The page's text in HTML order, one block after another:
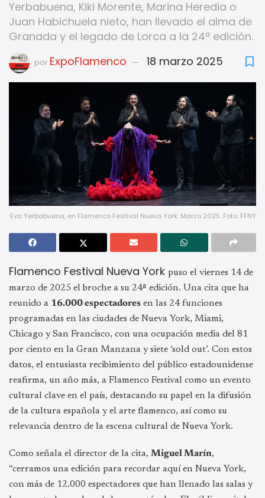
Yerbabuena, Kiki Morente, Marina Heredia o
Juan Habichuela nieto, han llevado el alma de
Granada y el legado de Lorca a la 24ª edición.
por ExpoFlamenco 18 marzo 2025
Eva Yerbabuena, en Flamenco Festival Nueva York. Marzo 2025. Foto: FFNY
Flamenco Festival Nueva York puso el viernes 14 de
marzo de 2025 el broche a su 24ª edición. Una cita que ha
reunido a 16.000 espectadores en las 24 funciones
programadas en las ciudades de Nueva York, Miami,
Chicago y San Francisco, con una ocupación media del 81
por ciento en la Gran Manzana y siete ‘sold out’. Con estos
datos, el entusiasta recibimiento del público estadounidense
reafirma, un año más, a Flamenco Festival como un evento
cultural clave en el país, destacando su papel en la difusión
de la cultura española y el arte flamenco, así como su
relevancia dentro de la escena cultural de Nueva York.
Como señala el director de la cita, Miguel Marín,
“cerramos una edición para recordar aquí en Nueva York,
con más de 12.000 espectadores que han llenado las salas y